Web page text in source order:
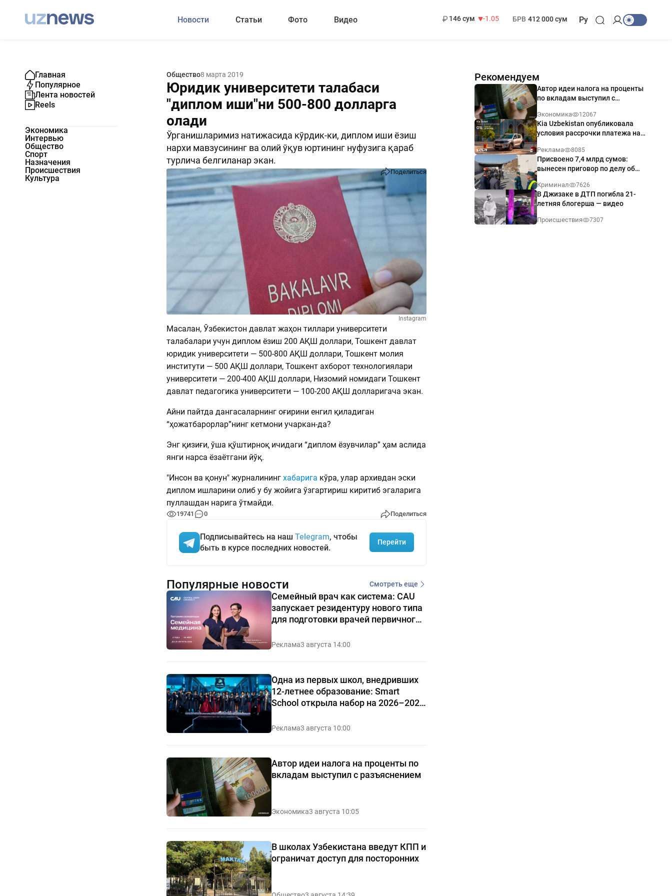
Новости Статьи Фото Видео
146 сум
-1.05
БРВ 412 000 сум Ру
Главная
Популярное
Лента новостей
Reels
Экономика
Интервью
Общество
Спорт
Назначения
Происшествия
Культура
Общество8 марта 2019
Юридик университети талабаси
"диплом иши"ни 500-800 долларга
олади
Ўрганишларимиз натижасида кўрдик-ки, диплом иши ёзиш
нархи мавзусининг ва олий ўқув юртининг нуфузига қараб
турлича белгиланар экан.
19741 0 Поделиться
Instagram
Масалан, Ўзбекистон давлат жаҳон тиллари университети
талабалари ­учун диплом ёзиш 200 АҚШ доллари, Тошкент давлат
юридик университети — 500-800 АҚШ доллари, Тошкент молия
институти — 500 АҚШ доллари, Тошкент ахборот технологиялари
университети — 200-400 АҚШ доллари, Низомий номидаги Тошкент
давлат педагогика университети — ­100-200 АҚШ долларигача экан.
Айни пайтда дангасаларнинг оғирини енгил қиладиган
“ҳожатбарорлар”нинг кетмони учаркан-да?
Энг қизиғи, ўша қўштирноқ ичидаги “диплом ёзувчилар” ҳам аслида
янги нарса ёзаётгани йўқ.
"Инсон ва қонун­" журналининг хабарига кўра, улар архивдан эски
диплом ишларини олиб у бу жойига ўзгартириш киритиб эгаларига
пуллашдан нарига ўтмайди.
19741 0 Поделиться
Подписывайтесь на наш Telegram, чтобы
быть в курсе последних новостей.
Перейти
Рекомендуем
Автор идеи налога на проценты
по вкладам выступил с
Экономика 12067
Kia Uzbekistan опубликовала
условия рассрочки платежа на
годовых
Реклама 8085
Присвоено 7,4 млрд сумов:
вынесен приговор по делу об
Ташкенте
Криминал 7626
В Джизаке в ДТП погибла 21-
летняя блогерша — видео
Происшествия 7307
Популярные новости Смотреть еще
Семейный врач как система: CAU
запускает резидентуру нового типа
для подготовки врачей первичного
звена
Реклама3 августа 14:00
Одна из первых школ, внедривших
12-летнее образование: Smart
School открыла набор на 2026–2027
учебный год
Реклама3 августа 10:00
Автор идеи налога на проценты по
вкладам выступил с разъяснением
Экономика3 августа 10:05
В школах Узбекистана введут КПП и
ограничат доступ для посторонних